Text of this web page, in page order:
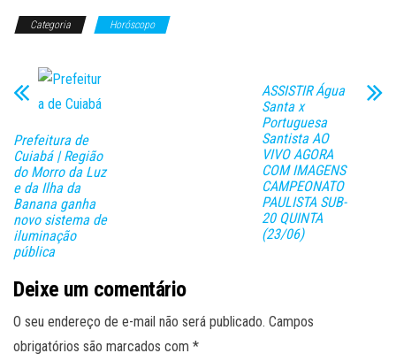
Categoria Horóscopo
Prefeitura de
Cuiabá | Região
do Morro da Luz
e da Ilha da
Banana ganha
novo sistema de
iluminação
pública
ASSISTIR Água
Santa x
Portuguesa
Santista AO
VIVO AGORA
COM IMAGENS
CAMPEONATO
PAULISTA SUB-
20 QUINTA
(23/06)
Deixe um comentário
O seu endereço de e-mail não será publicado. Campos
obrigatórios são marcados com *